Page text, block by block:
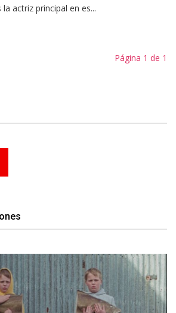
actriz principal en es...
Página 1 de 1